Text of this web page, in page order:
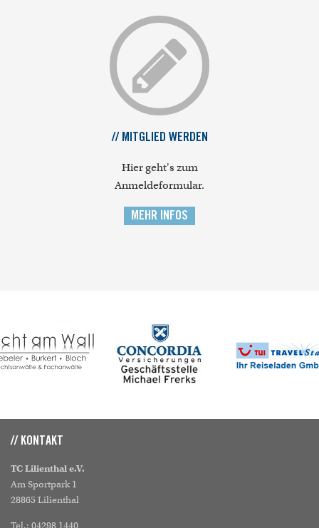
// MITGLIED WERDEN
Hier geht's zum
Anmeldeformular.
MEHR INFOS
// KONTAKT
TC Lilienthal e.V.
Am Sportpark 1
28865 Lilienthal